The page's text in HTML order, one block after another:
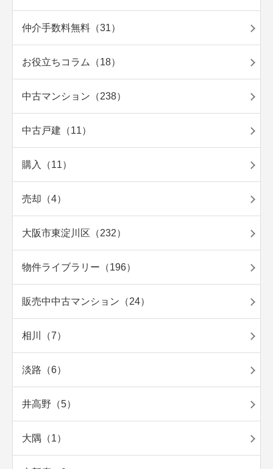
仲介手数料無料（31）
お役立ちコラム（18）
中古マンション（238）
中古戸建（11）
購入（11）
売却（4）
大阪市東淀川区（232）
物件ライブラリー（196）
販売中中古マンション（24）
相川（7）
淡路（6）
井高野（5）
大隅（1）